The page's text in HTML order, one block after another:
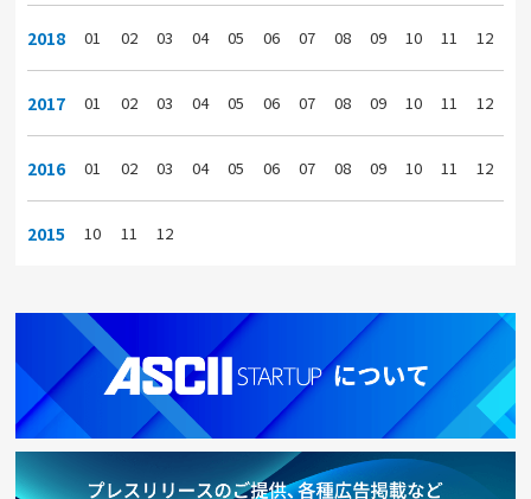
2018 01 02 03 04 05 06 07 08 09 10 11 12
2017 01 02 03 04 05 06 07 08 09 10 11 12
2016 01 02 03 04 05 06 07 08 09 10 11 12
2015 10 11 12